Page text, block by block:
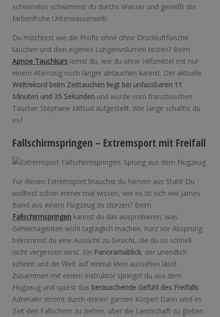
schwerelos schwimmst du durchs Wasser und genießt die
farbenfrohe Unterwasserwelt!
Du möchtest wie die Profis ohne ohne Druckluftflasche
tauchen und dein eigenes Lungenvolumen testen? Beim
Apnoe Tauchkurs lernst du, wie du ohne Hilfsmittel mit nur
einem Atemzug noch länger abtauchen kannst. Der aktuelle
Weltrekord beim Zeittauchen liegt bei unfassbaren 11
Minuten und 35 Sekunden und wurde vom französischen
Taucher Stéphane Mifsud aufgestellt. Wie lange schaffst du
es?
Fallschirmspringen – Extremsport mit Freifall
Für diesen Extremsport brauchst du Nerven aus Stahl! Du
wolltest schon immer mal wissen, wie es ist sich wie James
Bond aus einem Flugzeug zu stürzen? Beim
Fallschirmspringen kannst du das ausprobieren, was
Geheimagenten wohl tagtäglich machen. Kurz vor Absprung
bekommst du eine Aussicht zu Gesicht, die du so schnell
nicht vergessen wirst. Ein Panoramablick, der unendlich
scheint und die Welt auf einmal klein aussehen lässt.
Zusammen mit einem Instruktor springst du aus dem
Flugzeug und spürst das berauschende Gefühl des Freifalls.
Adrenalin strömt durch deinen ganzen Körper! Dann wird es
Zeit den Fallschirm zu ziehen, über die Landschaft zu gleiten